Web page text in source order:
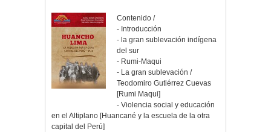
Contenido /
- Introducción
- la gran sublevación indígena
del sur
- Rumi-Maqui
- La gran sublevación /
Teodomiro Gutiérrez Cuevas
[Rumi Maqui]
- Violencia social y educación
en el Altiplano [Huancané y la escuela de la otra
capital del Perú]